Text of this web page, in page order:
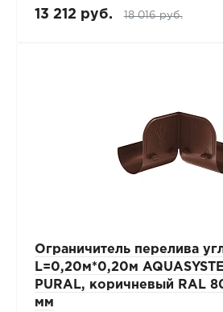
13 212 руб. 18 016 руб.
Ограничитель перелива
L=0,20м*0,20м
PURAL, коричневый RAL
мм